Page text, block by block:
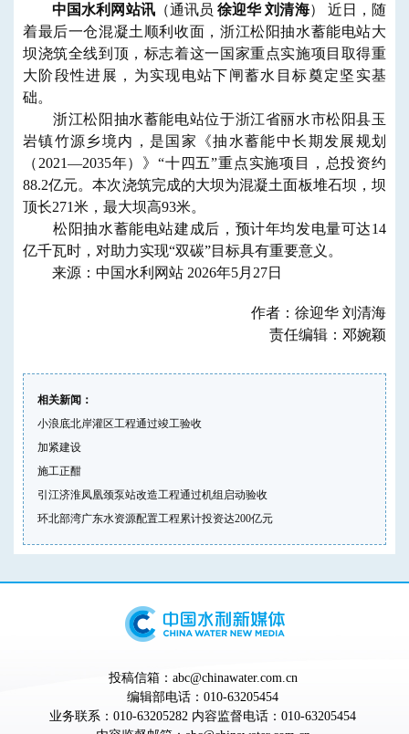
中国水利网站讯（通讯员徐迎华 刘清海） 近日，随
着最后一仓混凝土顺利收面，浙江松阳抽水蓄能电站大
坝浇筑全线到顶，标志着这一国家重点实施项目取得重
大阶段性进展，为实现电站下闸蓄水目标奠定坚实基
础。
浙江松阳抽水蓄能电站位于浙江省丽水市松阳县玉
岩镇竹源乡境内，是国家《抽水蓄能中长期发展规划
（2021—2035年）》“十四五”重点实施项目，总投资约
88.2亿元。本次浇筑完成的大坝为混凝土面板堆石坝，坝
顶长271米，最大坝高93米。
松阳抽水蓄能电站建成后，预计年均发电量可达14
亿千瓦时，对助力实现“双碳”目标具有重要意义。
来源：中国水利网站 2026年5月27日
作者：徐迎华 刘清海
责任编辑：邓婉颖
相关新闻：
小浪底北岸灌区工程通过竣工验收
加紧建设
施工正酣
引江济淮凤凰颈泵站改造工程通过机组启动验收
环北部湾广东水资源配置工程累计投资达200亿元
投稿信箱：abc@chinawater.com.cn
编辑部电话：010-63205454
业务联系：010-63205282 内容监督电话：010-63205454